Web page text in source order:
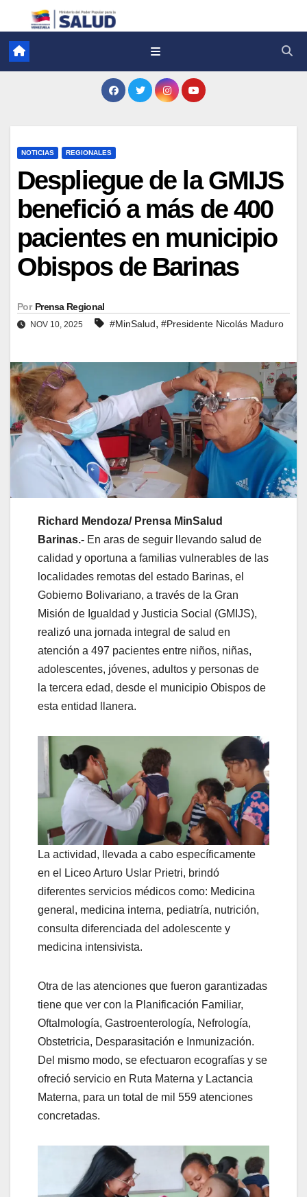
NOTICIAS REGIONALES
Despliegue de la GMIJS
benefició a más de 400
pacientes en municipio
Obispos de Barinas
Por Prensa Regional
NOV 10, 2025 #MinSalud, #Presidente Nicolás Maduro
Richard Mendoza/ Prensa MinSalud
Barinas.- En aras de seguir llevando salud de
calidad y oportuna a familias vulnerables de las
localidades remotas del estado Barinas, el
Gobierno Bolivariano, a través de la Gran
Misión de Igualdad y Justicia Social (GMIJS),
realizó una jornada integral de salud en
atención a 497 pacientes entre niños, niñas,
adolescentes, jóvenes, adultos y personas de
la tercera edad, desde el municipio Obispos de
esta entidad llanera.
La actividad, llevada a cabo específicamente
en el Liceo Arturo Uslar Prietri, brindó
diferentes servicios médicos como: Medicina
general, medicina interna, pediatría, nutrición,
consulta diferenciada del adolescente y
medicina intensivista.
Otra de las atenciones que fueron garantizadas
tiene que ver con la Planificación Familiar,
Oftalmología, Gastroenterología, Nefrología,
Obstetricia, Desparasitación e Inmunización.
Del mismo modo, se efectuaron ecografías y se
ofreció servicio en Ruta Materna y Lactancia
Materna, para un total de mil 559 atenciones
concretadas.